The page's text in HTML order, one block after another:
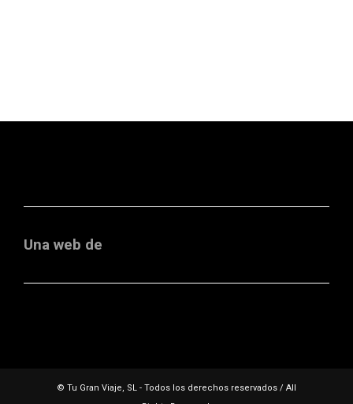
Una web de
© Tu Gran Viaje, SL - Todos los derechos reservados / All